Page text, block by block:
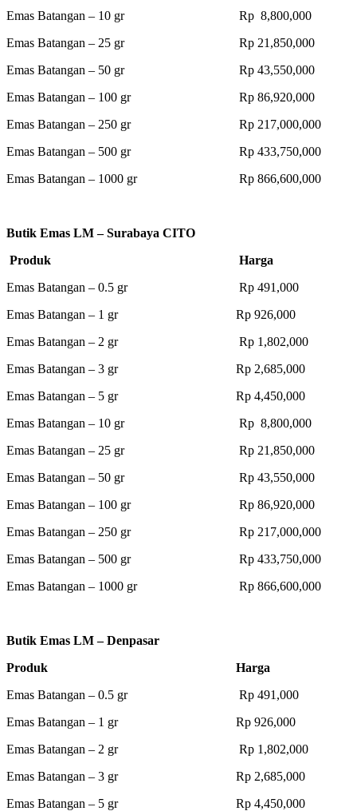
Emas Batangan – 10 gr Rp 8,800,000
Emas Batangan – 25 gr Rp 21,850,000
Emas Batangan – 50 gr Rp 43,550,000
Emas Batangan – 100 gr Rp 86,920,000
Emas Batangan – 250 gr Rp 217,000,000
Emas Batangan – 500 gr Rp 433,750,000
Emas Batangan – 1000 gr Rp 866,600,000
Butik Emas LM – Surabaya CITO
Produk Harga
Emas Batangan – 0.5 gr Rp 491,000
Emas Batangan – 1 gr Rp 926,000
Emas Batangan – 2 gr Rp 1,802,000
Emas Batangan – 3 gr Rp 2,685,000
Emas Batangan – 5 gr Rp 4,450,000
Emas Batangan – 10 gr Rp 8,800,000
Emas Batangan – 25 gr Rp 21,850,000
Emas Batangan – 50 gr Rp 43,550,000
Emas Batangan – 100 gr Rp 86,920,000
Emas Batangan – 250 gr Rp 217,000,000
Emas Batangan – 500 gr Rp 433,750,000
Emas Batangan – 1000 gr Rp 866,600,000
Butik Emas LM – Denpasar
Produk Harga
Emas Batangan – 0.5 gr Rp 491,000
Emas Batangan – 1 gr Rp 926,000
Emas Batangan – 2 gr Rp 1,802,000
Emas Batangan – 3 gr Rp 2,685,000
Emas Batangan – 5 gr Rp 4,450,000